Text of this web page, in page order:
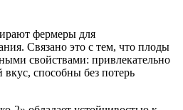
фермеры для
Связано это с тем, что плоды
свойствами: привлекательно
способны без потерь